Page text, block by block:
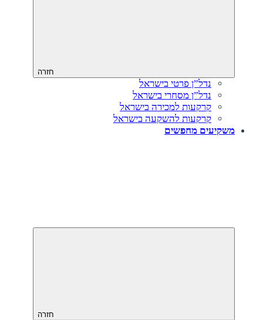
חזרה
נדל”ן פרטי בישראל
נדל”ן מסחרי בישראל
קרקעות למכירה בישראל
קרקעות להשקעה בישראל
משקיעים מחפשים
חזרה